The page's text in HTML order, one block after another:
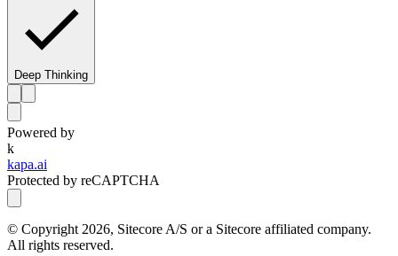
Deep Thinking
Powered by
k
kapa.ai
Protected by reCAPTCHA
© Copyright 2026, Sitecore A/S or a Sitecore affiliated company.
All rights reserved.